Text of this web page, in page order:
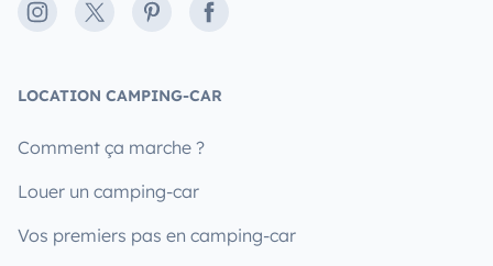
Instagram
X PinterestFacebook
LOCATION CAMPING-CAR
Comment ça marche ?
Louer un camping-car
Vos premiers pas en camping-car